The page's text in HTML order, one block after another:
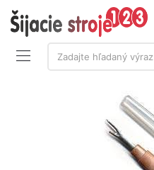
Vyhľadávanie:
Zadajte hľadaný výraz